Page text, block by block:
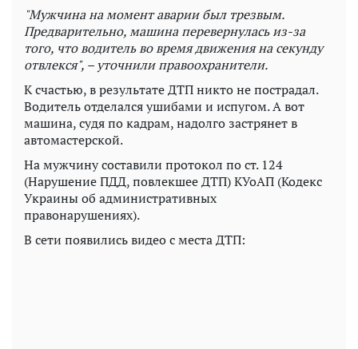
"Мужчина на момент аварии был трезвым.
Предварительно, машина перевернулась из-за
того, что водитель во время движения на секунду
отвлекся", – уточнили правоохранители.
К счастью, в результате ДТП никто не пострадал.
Водитель отделался ушибами и испугом. А вот
машина, судя по кадрам, надолго застрянет в
автомастерской.
На мужчину составили протокол по ст. 124
(Нарушение ПДД, повлекшее ДТП) КУоАП (Кодекс
Украины об административных
правонарушениях).
В сети появились видео с места ДТП: